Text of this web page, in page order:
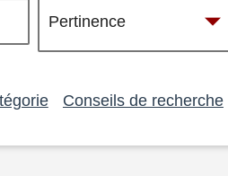
Conseils de recherche